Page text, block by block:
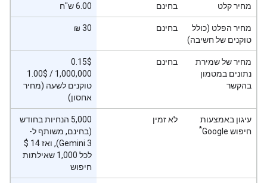
מחיר קלט בחינם 6.00 ש"ח
מחיר הפלט (כולל
טוקנים של חשיבה)
בחינם 30 ₪
מחיר של שמירת
נתונים במטמון
בהקשר
בחינם
‫0.15$
‫1.00$‎ / 1,000,000
טוקנים לשעה (מחיר
אחסון)
עיגון באמצעות
חיפוש Google
*
לא זמין
‫5,000 הנחיות בחודש
(בחינם, משותף ל-
לכל 1,000 שאילתות
חיפוש